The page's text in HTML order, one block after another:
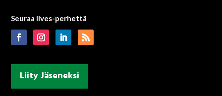
Seuraa Ilves-perhettä
Liity Jäseneksi